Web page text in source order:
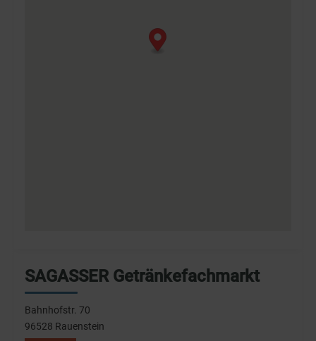
SAGASSER Getränkefachmarkt
Bahnhofstr. 70
96528 Rauenstein